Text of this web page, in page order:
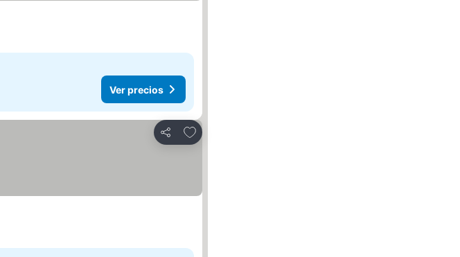
Ver precios
Compartir
Agregar a favoritos